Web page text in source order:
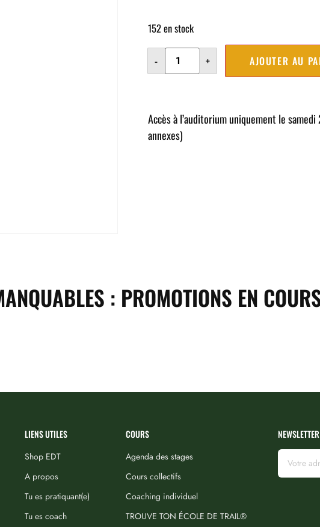
152 en stock
- + AJOUTER AU
Accès à l’auditorium uniquement le
annexes)
: PROMOTIONS EN
LIENS UTILES
Shop EDT
A propos
Tu es pratiquant(e)
Tu es coach
COURS
Agenda des stages
Cours collectifs
Coaching individuel
TROUVE TON ÉCOLE DE TRAIL®
NEWSLETTER